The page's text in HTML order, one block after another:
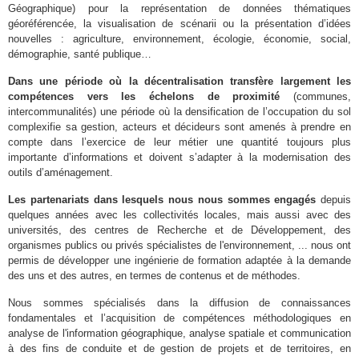
Géographique) pour la représentation de données thématiques
géoréférencée, la visualisation de scénarii ou la présentation d’idées
nouvelles : agriculture, environnement, écologie, économie, social,
démographie, santé publique…
Dans une période où la décentralisation transfère largement les
compétences vers les échelons de proximité (communes,
intercommunalités) une période où la densification de l’occupation du sol
complexifie sa gestion, acteurs et décideurs sont amenés à prendre en
compte dans l’exercice de leur métier une quantité toujours plus
importante d’informations et doivent s’adapter à la modernisation des
outils d’aménagement.
Les partenariats dans lesquels nous nous sommes engagés depuis
quelques années avec les collectivités locales, mais aussi avec des
universités, des centres de Recherche et de Développement, des
organismes publics ou privés spécialistes de l'environnement, ... nous ont
permis de développer une ingénierie de formation adaptée à la demande
des uns et des autres, en termes de contenus et de méthodes.
Nous sommes spécialisés dans la diffusion de connaissances
fondamentales et l’acquisition de compétences méthodologiques en
analyse de l'information géographique, analyse spatiale et communication
à des fins de conduite et de gestion de projets et de territoires, en